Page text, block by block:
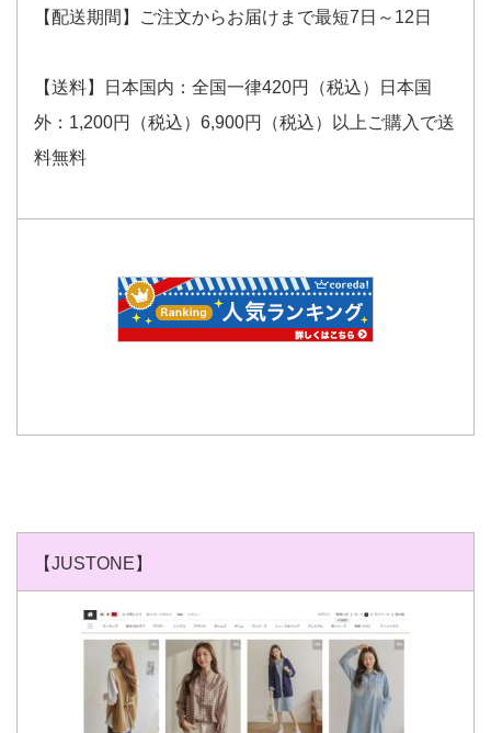
【配送期間】ご注文からお届けまで最短7日～12日
【送料】日本国内：全国一律420円（税込）日本国
外：1,200円（税込）6,900円（税込）以上ご購入で送
料無料
【JUSTONE】